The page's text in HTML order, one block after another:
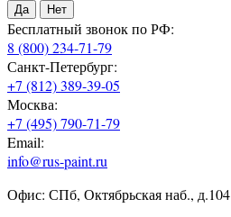
Да Нет
Бесплатный звонок по РФ:
8 (800) 234-71-79
Санкт-Петербург:
+7 (812) 389-39-05
Москва:
+7 (495) 790-71-79
Email:
info@rus-paint.ru
Офис: СПб, Октябрьская наб., д.104